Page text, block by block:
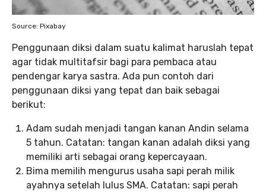
Source: Pixabay
Penggunaan diksi dalam suatu kalimat haruslah tepat
agar tidak multitafsir bagi para pembaca atau
pendengar karya sastra. Ada pun contoh dari
penggunaan diksi yang tepat dan baik sebagai
berikut:
Adam sudah menjadi tangan kanan Andin selama
5 tahun. Catatan: tangan kanan adalah diksi yang
memiliki arti sebagai orang kepercayaan.
Bima memilih mengurus usaha sapi perah milik
ayahnya setelah lulus SMA. Catatan: sapi perah